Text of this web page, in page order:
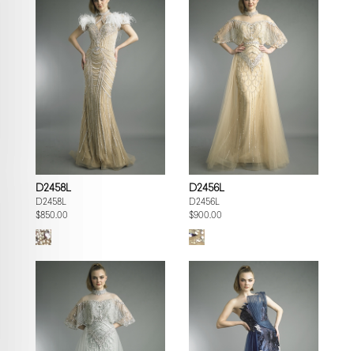
D2458L
D2458L
$850.00
D2456L
D2456L
$900.00